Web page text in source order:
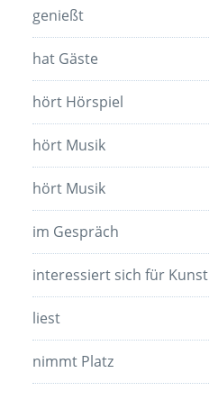
genießt
hat Gäste
hört Hörspiel
hört Musik
hört Musik
im Gespräch
interessiert sich für Kunst
liest
nimmt Platz